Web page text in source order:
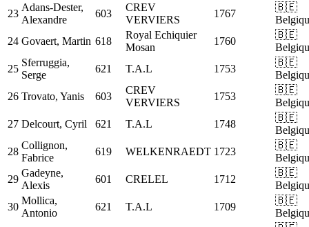
23
Adans-Dester,
Alexandre
603
CREV
VERVIERS
1767
🇧🇪
24 Govaert, Martin 618
Royal Echiquier
Mosan
1760
🇧🇪
25
Sferruggia,
Serge
621 T.A.L 1753
🇧🇪
26 Trovato, Yanis 603
CREV
VERVIERS
1753
🇧🇪
27 Delcourt, Cyril 621 T.A.L 1748
🇧🇪
28
Collignon,
Fabrice
619 WELKENRAEDT 1723
🇧🇪
29
Gadeyne,
Alexis
601 CRELEL 1712
🇧🇪
30
Mollica,
Antonio
621 T.A.L 1709
🇧🇪